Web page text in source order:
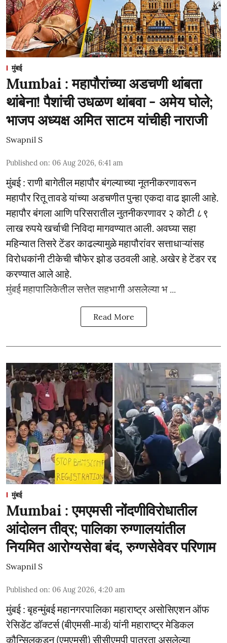
मुंबई
Mumbai : महापौरांच्या अडचणी थांबता
थांबेना! पैशांची उधळण थांबवा - अमेय घोले;
भाजप अध्यक्ष अमित साटम यांचीही नाराजी
Swapnil S
Published on: 06 Aug 2026, 6:41 am
मुंबई : राणी बागेतील महापौर बंगल्याच्या नूतनीकरणावरून
महापौर रितू तावडे यांच्या अडचणीत पुन्हा एकदा वाढ झाली आहे.
महापौर बंगला आणि परिसरातील नुतनीकरणावर २ कोटी ८९
लाख रुपये खर्चाची निविदा मागवण्यात आली. अवघ्या सहा
महिन्यात तिसरे टेंडर काढल्यामुळे महापौरांवर सत्ताधाऱ्यांसह
विरोधकांनी टीकेची चौफेर झोड उठवली आहे. अखेर हे टेंडर रद्द
करण्यात आले आहे.
मुंबई महापालिकेतील सत्तेत सहभागी असलेल्या भ ...
Read More
मुंबई
Mumbai : एमएमसी नोंदणीविरोधातील
आंदोलन तीव्र; पालिका रुग्णालयांतील
नियमित आरोग्यसेवा बंद, रुग्णसेवेवर परिणाम
Swapnil S
Published on: 06 Aug 2026, 4:20 am
मुंबई : बृहन्मुंबई महानगरपालिका महाराष्ट्र असोसिएशन ऑफ
रेसिडेंट डॉक्टर्स (बीएमसी-मार्ड) यांनी महाराष्ट्र मेडिकल
कौन्सिलकडून (एमएमसी) सीसीएमपी पात्रता असलेल्या